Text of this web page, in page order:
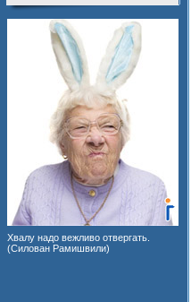
Хвалу надо вежливо отвергать.
(Силован Рамишвили)